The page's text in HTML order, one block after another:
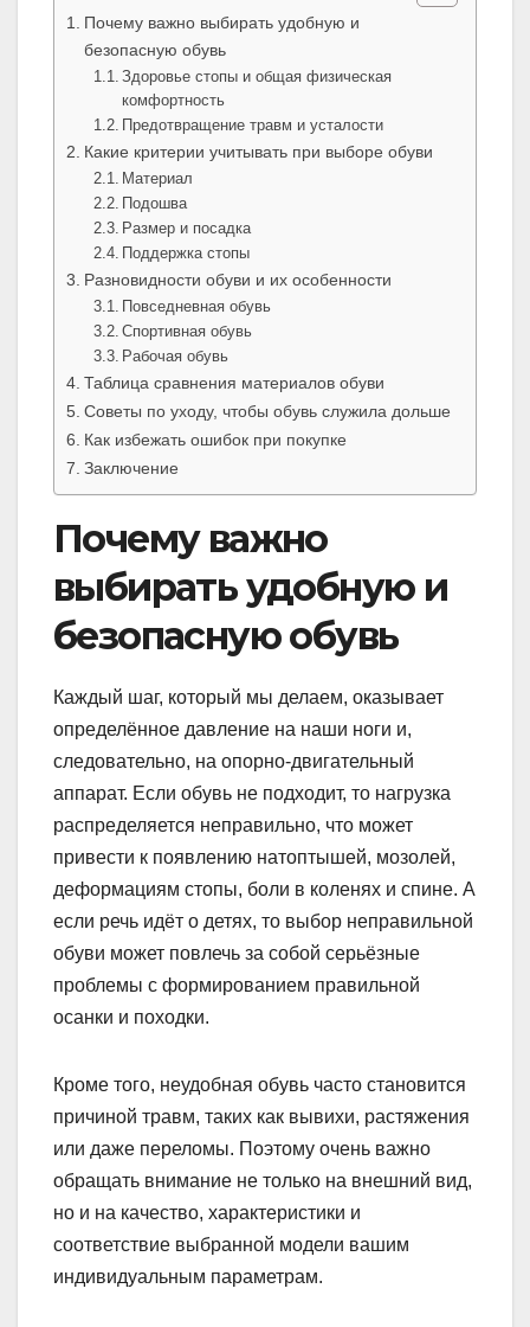
Почему важно выбирать удобную и
безопасную обувь
Здоровье стопы и общая физическая
комфортность
Предотвращение травм и усталости
Какие критерии учитывать при выборе обуви
Материал
Подошва
Размер и посадка
Поддержка стопы
Разновидности обуви и их особенности
Повседневная обувь
Спортивная обувь
Рабочая обувь
Таблица сравнения материалов обуви
Советы по уходу, чтобы обувь служила дольше
Как избежать ошибок при покупке
Заключение
Почему важно
выбирать удобную и
безопасную обувь
Каждый шаг, который мы делаем, оказывает
определённое давление на наши ноги и,
следовательно, на опорно-двигательный
аппарат. Если обувь не подходит, то нагрузка
распределяется неправильно, что может
привести к появлению натоптышей, мозолей,
деформациям стопы, боли в коленях и спине. А
если речь идёт о детях, то выбор неправильной
обуви может повлечь за собой серьёзные
проблемы с формированием правильной
осанки и походки.
Кроме того, неудобная обувь часто становится
причиной травм, таких как вывихи, растяжения
или даже переломы. Поэтому очень важно
обращать внимание не только на внешний вид,
но и на качество, характеристики и
соответствие выбранной модели вашим
индивидуальным параметрам.